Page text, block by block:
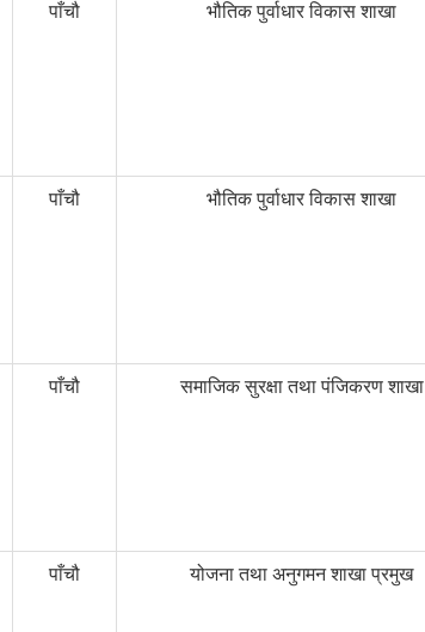
पाँचौ भौतिक पुर्वाधार विकास शाखा
पाँचौ भौतिक पुर्वाधार विकास शाखा
पाँचौ समाजिक सुरक्षा तथा पंजिकरण शाखा
पाँचौ योजना तथा अनुगमन शाखा प्रमुख